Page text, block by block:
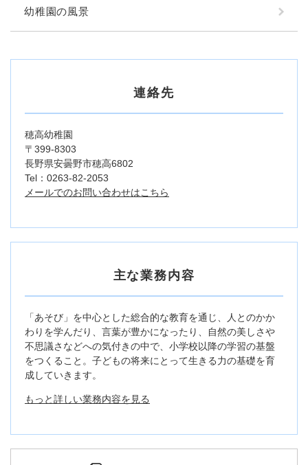
幼稚園の風景
連絡先
穂高幼稚園
〒399-8303
長野県安曇野市穂高6802
Tel：0263-82-2053
メールでのお問い合わせはこちら
主な業務内容
「あそび」を中心とした総合的な教育を通じ、人とのかか
わりを学んだり、言葉が豊かになったり、自然の美しさや
不思議さなどへの気付きの中で、小学校以降の学習の基盤
をつくること。子どもの将来にとって生きる力の基礎を育
成していきます。
もっと詳しい業務内容を見る